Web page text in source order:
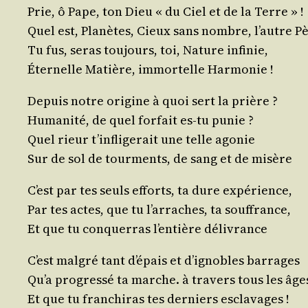
Prie, ô Pape, ton Dieu « du Ciel et de la Terre » !
Quel est, Pla­nètes, Cieux sans nombre, l’autre
Tu fus, seras tou­jours, toi, Nature infinie,
Éter­nelle Matière, immor­telle Harmonie !
Depuis notre ori­gine à quoi sert la prière ?
Huma­ni­té, de quel for­fait es-tu punie ?
Quel rieur t’in­fli­ge­rait une telle agonie
Sur de sol de tour­ments, de sang et de misère
C’est par tes seuls efforts, ta dure expérience,
Par tes actes, que tu l’ar­raches, ta souffrance,
Et que tu conquer­ras l’en­tière délivrance
C’est mal­gré tant d’é­pais et d’i­gnobles barrages
Qu’a pro­gres­sé ta marche. à tra­vers tous les
Et que tu fran­chi­ras tes der­niers esclavages !